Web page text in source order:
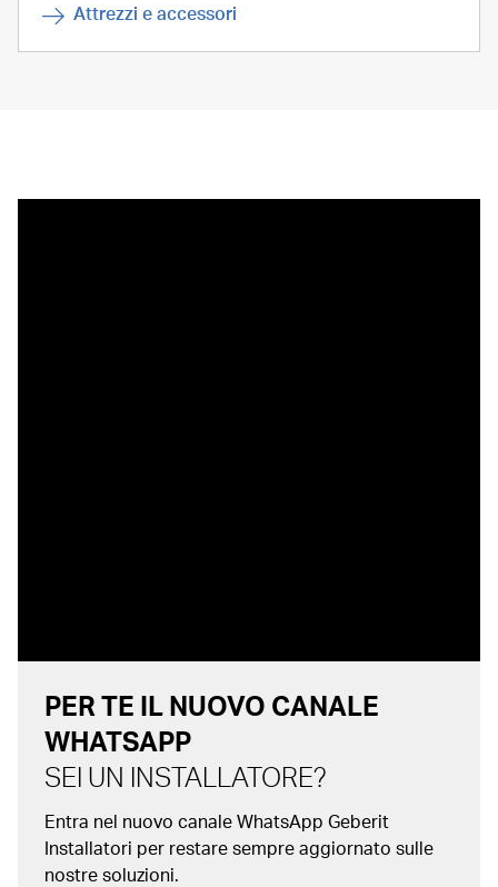
Attrezzi e accessori
PER TE IL NUOVO CANALE
WHATSAPP
SEI UN INSTALLATORE?
Entra nel nuovo canale WhatsApp Geberit
Installatori per restare sempre aggiornato sulle
nostre soluzioni.